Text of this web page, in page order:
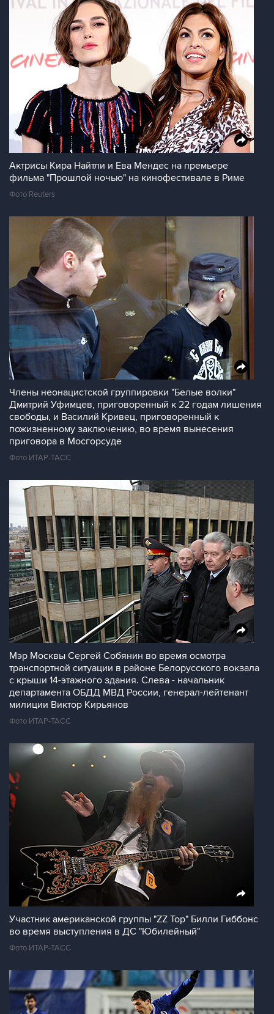
Актрисы Кира Найтли и Ева Мендес на премьере
фильма "Прошлой ночью" на кинофестивале в Риме
Фото Reuters
Члены неонацистской группировки "Белые волки"
Дмитрий Уфимцев, приговоренный к 22 годам лишения
свободы, и Василий Кривец, приговоренный к
пожизненному заключению, во время вынесения
приговора в Мосгорсуде
Фото ИТАР-ТАСС
Мэр Москвы Сергей Собянин во время осмотра
транспортной ситуации в районе Белорусского вокзала
с крыши 14-этажного здания. Слева - начальник
департамента ОБДД МВД России, генерал-лейтенант
милиции Виктор Кирьянов
Фото ИТАР-ТАСС
Участник американской группы "ZZ Top" Билли Гиббонс
во время выступления в ДС "Юбилейный"
Фото ИТАР-ТАСС